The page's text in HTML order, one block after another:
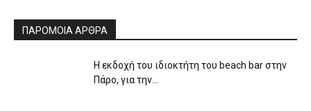
ΠΑΡΟΜΟΙΑ ΑΡΘΡΑ
Η εκδοχή του ιδιοκτήτη του beach bar στην
Πάρο, για την...